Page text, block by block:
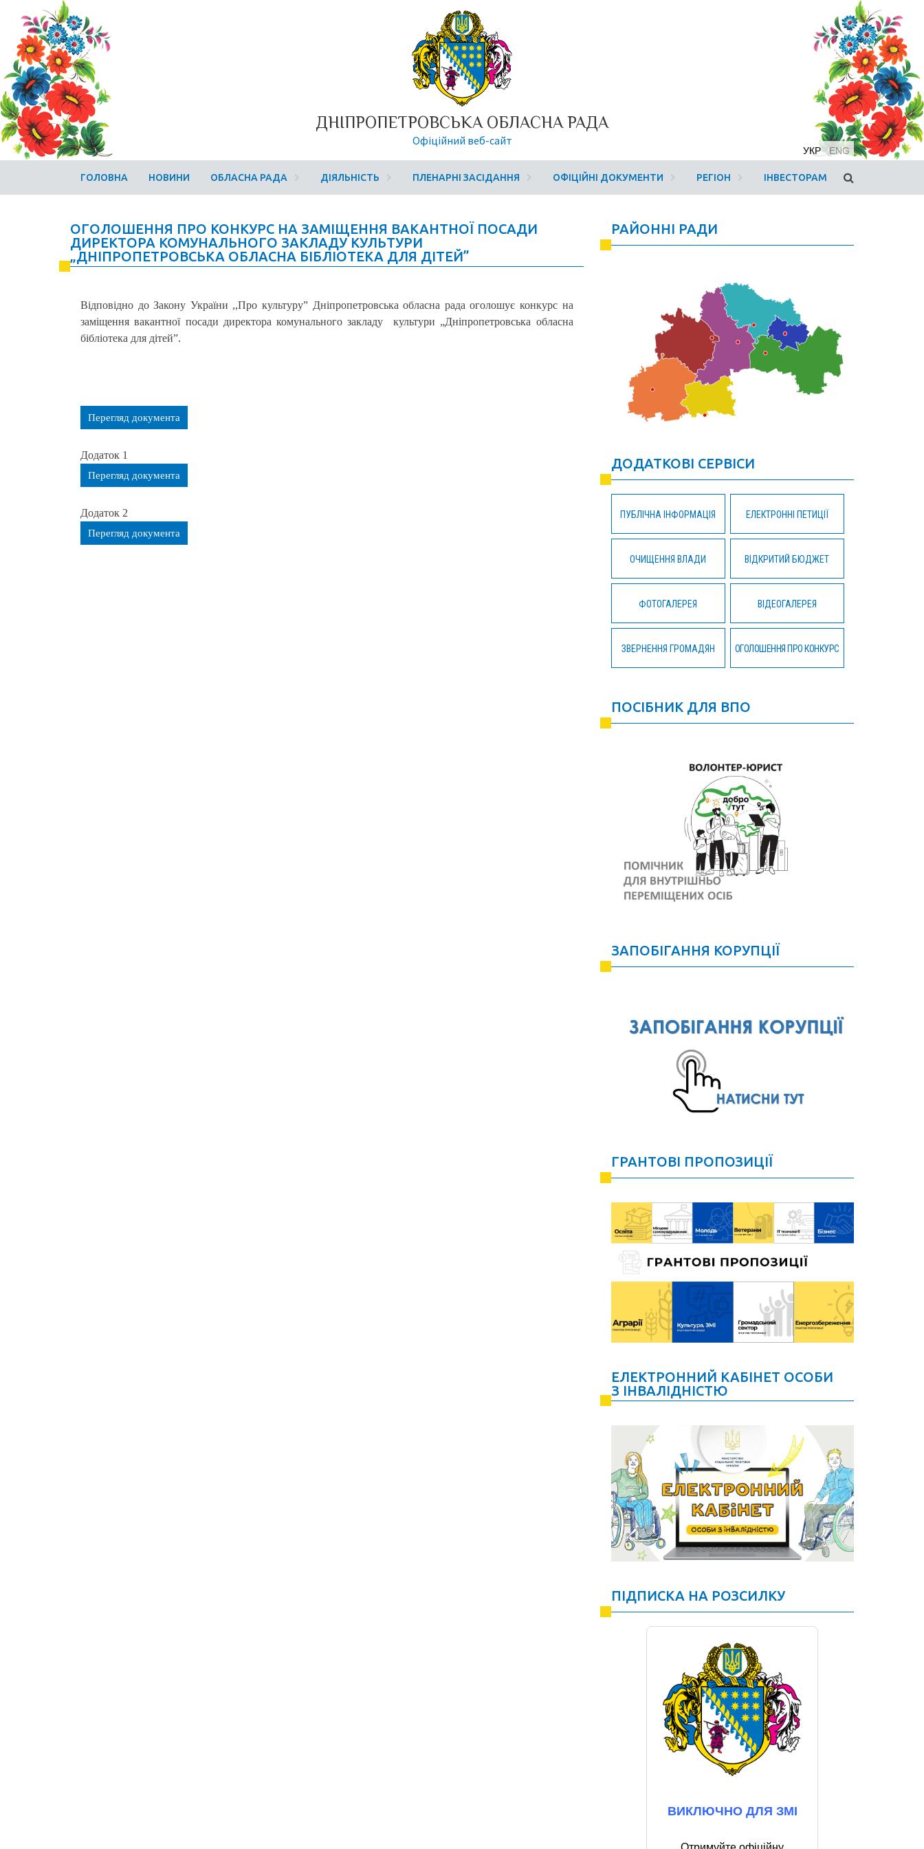
ДНІПРОПЕТРОВСЬКА ОБЛАСНА РАДА
Офіційний веб-сайт
УКР ENG
ГОЛОВНА НОВИНИ ОБЛАСНА РАДА ДІЯЛЬНІСТЬ ПЛЕНАРНІ ЗАСІДАННЯ ОФІЦІЙНІ ДОКУМЕНТИ РЕГІОН ІНВЕСТОРАМ
ОГОЛОШЕННЯ ПРО КОНКУРС НА ЗАМІЩЕННЯ ВАКАНТНОЇ ПОСАДИ
ДИРЕКТОРА КОМУНАЛЬНОГО ЗАКЛАДУ КУЛЬТУРИ
„ДНІПРОПЕТРОВСЬКА ОБЛАСНА БІБЛІОТЕКА ДЛЯ ДІТЕЙ”
Відповідно до Закону України ,,Про культуру” Дніпропетровська обласна рада оголошує конкурс на
заміщення вакантної посади директора комунального закладу культури „Дніпропетровська обласна
бібліотека для дітей”.
Перегляд документа
Додаток 1
Перегляд документа
Додаток 2
Перегляд документа
РАЙОННІ РАДИ
ДОДАТКОВІ СЕРВІСИ
ПУБЛІЧНА ІНФОРМАЦІЯ ЕЛЕКТРОННІ ПЕТИЦІЇ
ОЧИЩЕННЯ ВЛАДИ ВІДКРИТИЙ БЮДЖЕТ
ФОТОГАЛЕРЕЯ ВІДЕОГАЛЕРЕЯ
ЗВЕРНЕННЯ ГРОМАДЯН ОГОЛОШЕННЯ ПРО КОНКУРС
ПОСІБНИК ДЛЯ ВПО
ЗАПОБІГАННЯ КОРУПЦІЇ
ГРАНТОВІ ПРОПОЗИЦІЇ
ЕЛЕКТРОННИЙ КАБІНЕТ ОСОБИ
З ІНВАЛІДНІСТЮ
ПІДПИСКА НА РОЗСИЛКУ
ВИКЛЮЧНО ДЛЯ ЗМІ